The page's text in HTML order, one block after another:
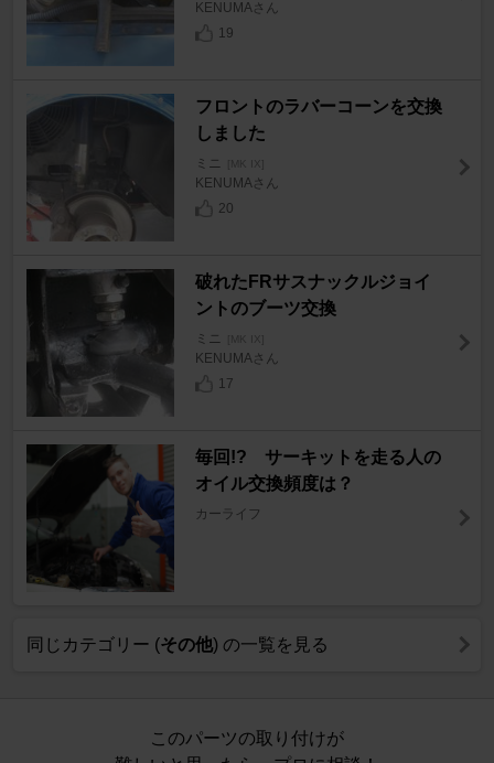
KENUMAさん
19
フロントのラバーコーンを交換
しました
ミニ [MK IX]
KENUMAさん
20
破れたFRサスナックルジョイ
ントのブーツ交換
ミニ [MK IX]
KENUMAさん
17
毎回!? サーキットを走る人の
オイル交換頻度は？
カーライフ
同じカテゴリー (その他) の一覧を見る
このパーツの取り付けが